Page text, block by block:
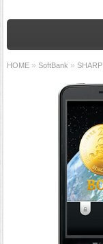
HOME » SoftBank » SHARP